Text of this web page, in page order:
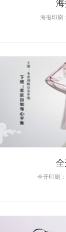
海报印刷
全开印刷